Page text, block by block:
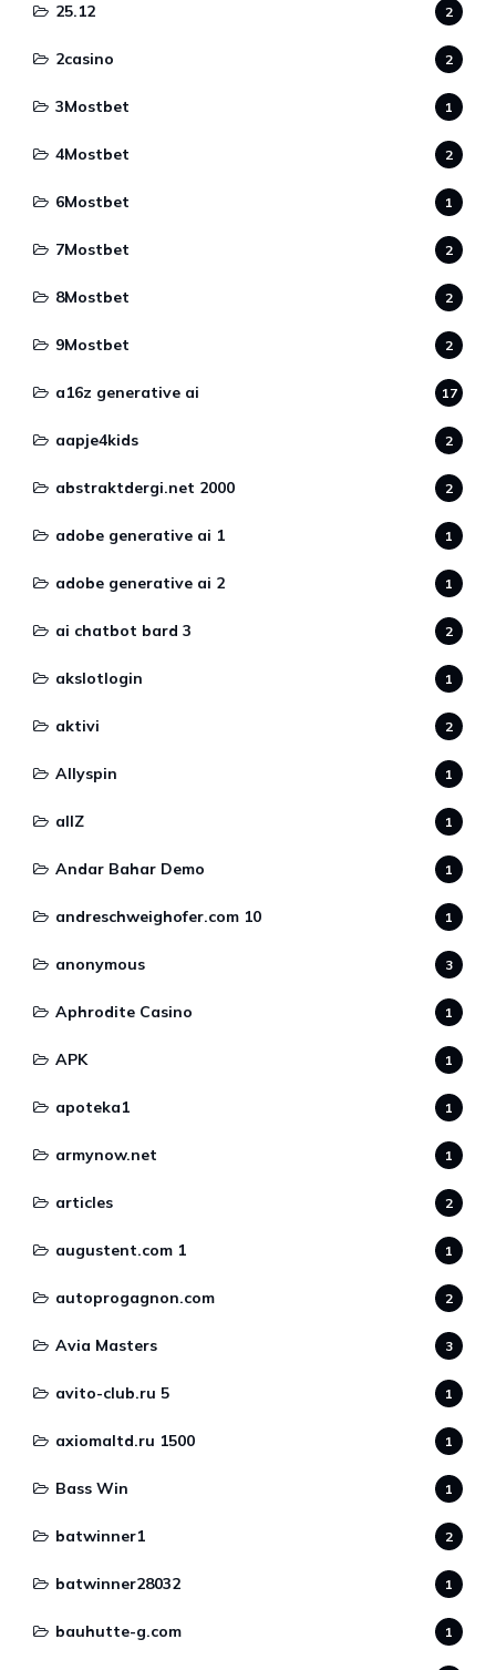
25.12 2
2casino 2
3Mostbet 1
4Mostbet 2
6Mostbet 1
7Mostbet 2
8Mostbet 2
9Mostbet 2
a16z generative ai 17
aapje4kids 2
abstraktdergi.net 2000 2
adobe generative ai 1 1
adobe generative ai 2 1
ai chatbot bard 3 2
akslotlogin 1
aktivi 2
Allyspin 1
allZ 1
Andar Bahar Demo 1
andreschweighofer.com 10 1
anonymous 3
Aphrodite Casino 1
APK 1
apoteka1 1
armynow.net 1
articles 2
augustent.com 1 1
autoprogagnon.com 2
Avia Masters 3
avito-club.ru 5 1
axiomaltd.ru 1500 1
Bass Win 1
batwinner1 2
batwinner28032 1
bauhutte-g.com 1